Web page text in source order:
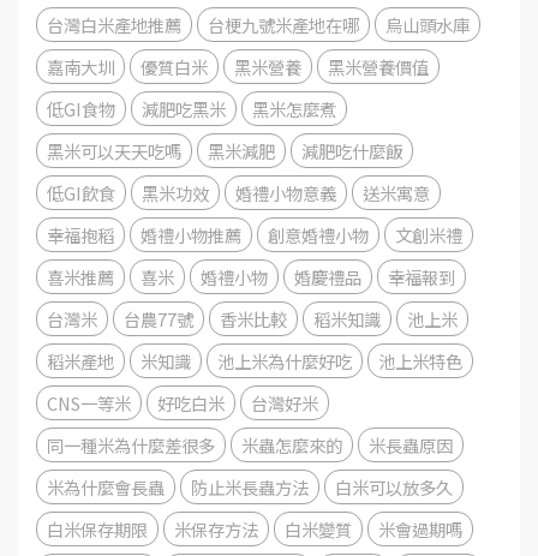
台灣白米產地推薦
台梗九號米產地在哪
烏山頭水庫
嘉南大圳
優質白米 黑米營養
黑米營養價值
低GI食物
減肥吃黑米
黑米怎麼煮
黑米可以天天吃嗎
黑米減肥
減肥吃什麼飯
低GI飲食
黑米功效 婚禮小物意義
送米寓意
幸福抱稻
婚禮小物推薦 創意婚禮小物
文創米禮
喜米推薦
喜米 婚禮小物 婚慶禮品
幸福報到
台灣米
台農77號 香米比較 稻米知識
池上米
稻米產地
米知識 池上米為什麼好吃
池上米特色
CNS一等米
好吃白米
台灣好米
同一種米為什麼差很多
米蟲怎麼來的
米長蟲原因
米為什麼會長蟲
防止米長蟲方法
白米可以放多久
白米保存期限
米保存方法 白米變質
米會過期嗎